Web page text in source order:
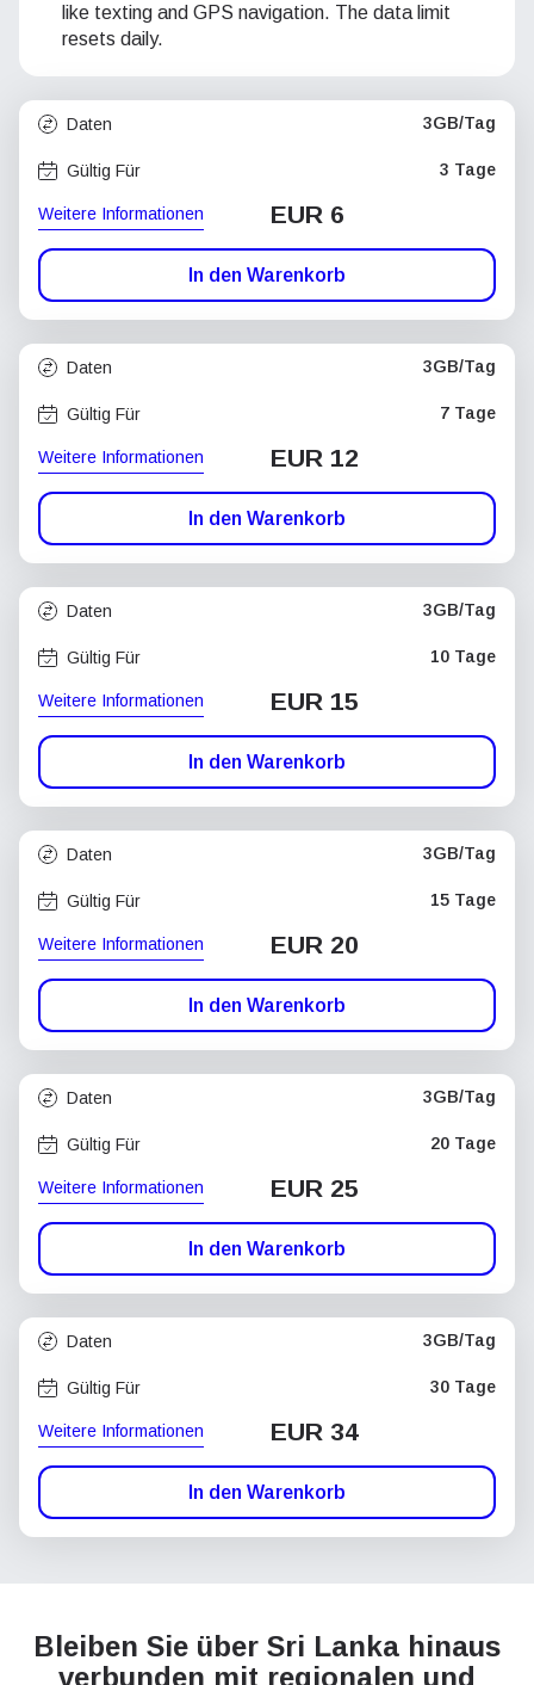
like texting and GPS navigation. The data limit
resets daily.
Daten 3GB/Tag
Gültig Für 3 Tage
Weitere Informationen EUR 6
In den Warenkorb
Daten 3GB/Tag
Gültig Für 7 Tage
Weitere Informationen EUR 12
In den Warenkorb
Daten 3GB/Tag
Gültig Für 10 Tage
Weitere Informationen EUR 15
In den Warenkorb
Daten 3GB/Tag
Gültig Für 15 Tage
Weitere Informationen EUR 20
In den Warenkorb
Daten 3GB/Tag
Gültig Für 20 Tage
Weitere Informationen EUR 25
In den Warenkorb
Daten 3GB/Tag
Gültig Für 30 Tage
Weitere Informationen EUR 34
In den Warenkorb
Bleiben Sie über Sri Lanka hinaus
verbunden mit regionalen und